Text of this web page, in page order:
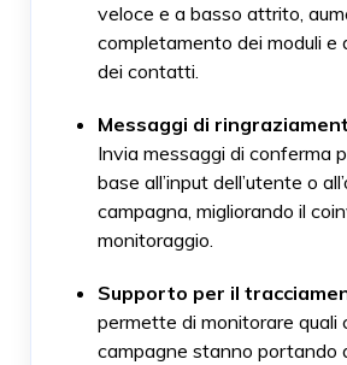
veloce e a basso attrito,
completamento dei moduli e
dei contatti.
Messaggi di
Invia messaggi di conferma
base all’input dell’utente o
campagna, migliorando il
monitoraggio.
Supporto per il
permette di monitorare quali
campagne stanno portando